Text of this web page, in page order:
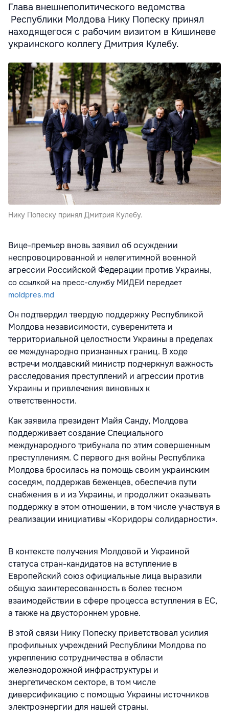
Глава внешнеполитического ведомства
Республики Молдова Нику Попеску принял
находящегося с рабочим визитом в Кишиневе
украинского коллегу Дмитрия Кулебу.
Нику Попеску принял Дмитрия Кулебу.
Вице-премьер вновь заявил об осуждении
неспровоцированной и нелегитимной военной
агрессии Российской Федерации против Украины,
со ссылкой на пресс-службу МИДЕИ передает
moldpres.md
Он подтвердил твердую поддержку Республикой
Молдова независимости, суверенитета и
территориальной целостности Украины в пределах
ее международно признанных границ. В ходе
встречи молдавский министр подчеркнул важность
расследования преступлений и агрессии против
Украины и привлечения виновных к
ответственности.
Как заявила президент Майя Санду, Молдова
поддерживает создание Специального
международного трибунала по этим совершенным
преступлениям. С первого дня войны Республика
Молдова бросилась на помощь своим украинским
соседям, поддержав беженцев, обеспечив пути
снабжения в и из Украины, и продолжит оказывать
поддержку в этом отношении, в том числе участвуя в
реализации инициативы «Коридоры солидарности».
В контексте получения Молдовой и Украиной
статуса стран-кандидатов на вступление в
Европейский союз официальные лица выразили
общую заинтересованность в более тесном
взаимодействии в сфере процесса вступления в ЕС,
а также на двустороннем уровне.
В этой связи Нику Попеску приветствовал усилия
профильных учреждений Республики Молдова по
укреплению сотрудничества в области
железнодорожной инфраструктуры и
энергетическом секторе, в том числе
диверсификацию с помощью Украины источников
электроэнергии для нашей страны.